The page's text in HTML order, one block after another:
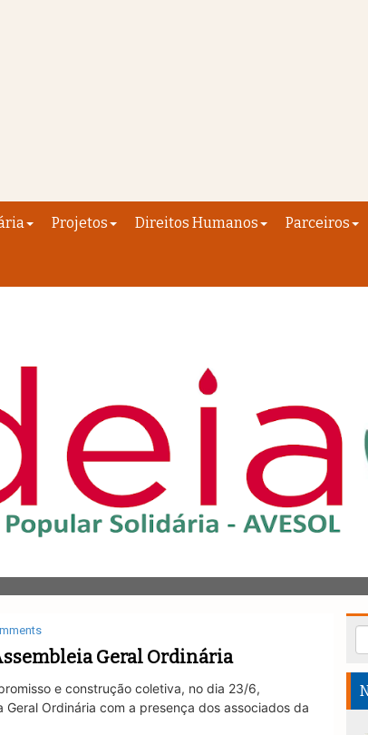
Projetos Direitos Humanos Parceiros
Geral Ordinária
e construção coletiva, no dia 23/6,
Geral Ordinária com a presença dos associados da